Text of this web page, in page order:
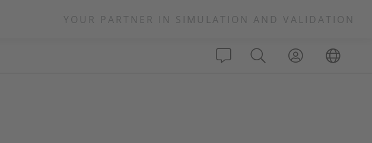
YOUR PARTNER IN SIMULATION AND VALIDATION